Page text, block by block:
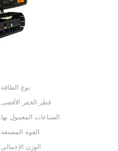
نوع الطاقة:
قطر الحفر الأقصى:
الصناعات المعمول بها:
القوة المصنفة:
الوزن الإجمالي: